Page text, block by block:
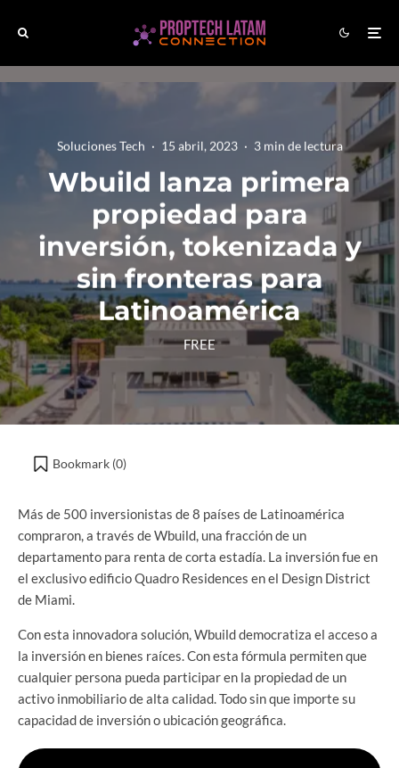
Soluciones Tech · 15 abril, 2023 · 3 min de lectura
Wbuild lanza primera
propiedad para
inversión, tokenizada y
sin fronteras para
Latinoamérica
FREE
Bookmark (0)
Más de 500 inversionistas de 8 países de Latinoamérica
compraron, a través de Wbuild, una fracción de un
departamento para renta de corta estadía. La inversión fue en
el exclusivo edificio Quadro Residences en el Design District
de Miami.
Con esta innovadora solución, Wbuild democratiza el acceso a
la inversión en bienes raíces. Con esta fórmula permiten que
cualquier persona pueda participar en la propiedad de un
activo inmobiliario de alta calidad. Todo sin que importe su
capacidad de inversión o ubicación geográfica.